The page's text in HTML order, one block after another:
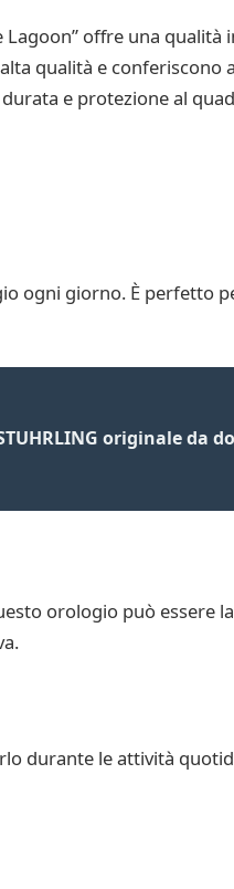
offre una
qualità e conferiscono
e protezione al
ogni giorno. È perfetto
originale da
orologio può essere
durante le attività